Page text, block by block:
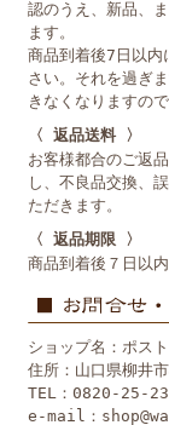
認のうえ、新品、
ます。
商品到着後7日以内
さい。それを過ぎ
きなくなりますの
〈 返品送料 〉
お客様都合のご返
し、不良品交換、
ただきます。
〈 返品期限 〉
商品到着後７日以
ショップ名：ポス
住所：山口県柳井
TEL：0820-25-
e-mail：